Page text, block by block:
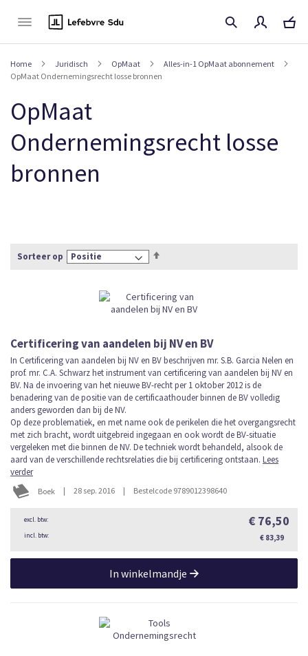
Home Juridisch OpMaat
Alles-in-1 OpMaat abonnement
OpMaat Ondernemingsrecht losse bronnen
OpMaat
Ondernemingsrecht losse
bronnen
Sorteer op
laag
sorteren
Certificering van aandelen bij NV en BV
In Certificering van aandelen bij NV en BV beschrijven mr. S.B. Garcia Nelen en
prof. mr. C.A. Schwarz het instrument van certificering van aandelen bij NV en
BV. Na de invoering van het nieuwe BV-recht per 1 oktober 2012 is de
benadering van de positie van de certificaathouder binnen de BV volledig
anders geworden dan bij de NV.
Op deze problematiek, en met name ook de perikelen die het overgangsrecht
met zich bracht, wordt uitgebreid ingegaan en ook wordt de BV-situatie
vergeleken met die binnen de NV. De techniek wordt behandeld, alsook de
aard van de verschillende rechtsrelaties die bij certificering ontstaan. Lees
verder
Boek | 28 sep. 2016 | Bestelcode 9789012398640
€ 76,50
€ 83,39
In winkelmandje